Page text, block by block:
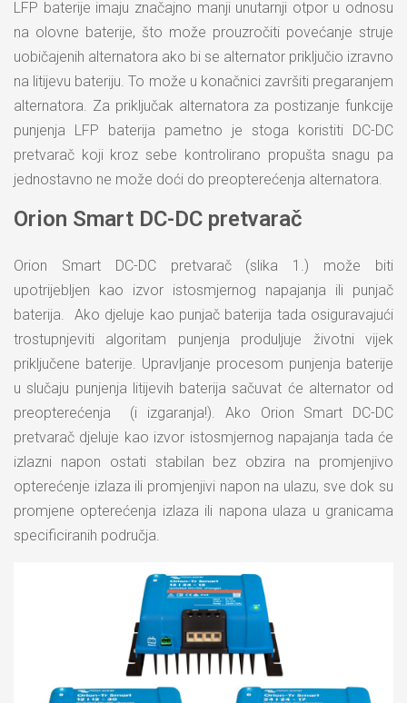
LFP baterije imaju značajno manji unutarnji otpor u odnosu
na olovne baterije, što može prouzročiti povećanje struje
uobičajenih alternatora ako bi se alternator priključio izravno
na litijevu bateriju. To može u konačnici završiti pregaranjem
alternatora. Za priključak alternatora za postizanje funkcije
punjenja LFP baterija pametno je stoga koristiti DC-DC
pretvarač koji kroz sebe kontrolirano propušta snagu pa
jednostavno ne može doći do preopterećenja alternatora.
Orion Smart DC-DC pretvarač
Orion Smart DC-DC pretvarač (slika 1.) može biti
upotrijebljen kao izvor istosmjernog napajanja ili punjač
baterija. Ako djeluje kao punjač baterija tada osiguravajući
trostupnjeviti algoritam punjenja produljuje životni vijek
priključene baterije. Upravljanje procesom punjenja baterije
u slučaju punjenja litijevih baterija sačuvat će alternator od
preopterećenja (i izgaranja!). Ako Orion Smart DC-DC
pretvarač djeluje kao izvor istosmjernog napajanja tada će
izlazni napon ostati stabilan bez obzira na promjenjivo
opterećenje izlaza ili promjenjivi napon na ulazu, sve dok su
promjene opterećenja izlaza ili napona ulaza u granicama
specificiranih područja.